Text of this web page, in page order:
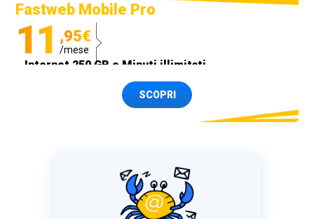
Fastweb Mobile Pro
11 ,95€
/mese
Internet 250 GB e Minuti illimitati
Spedizione SIM GRATISSCOPRI